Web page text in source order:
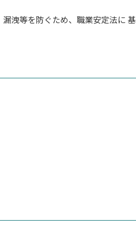
洩等を防ぐため、職業安定法に 基